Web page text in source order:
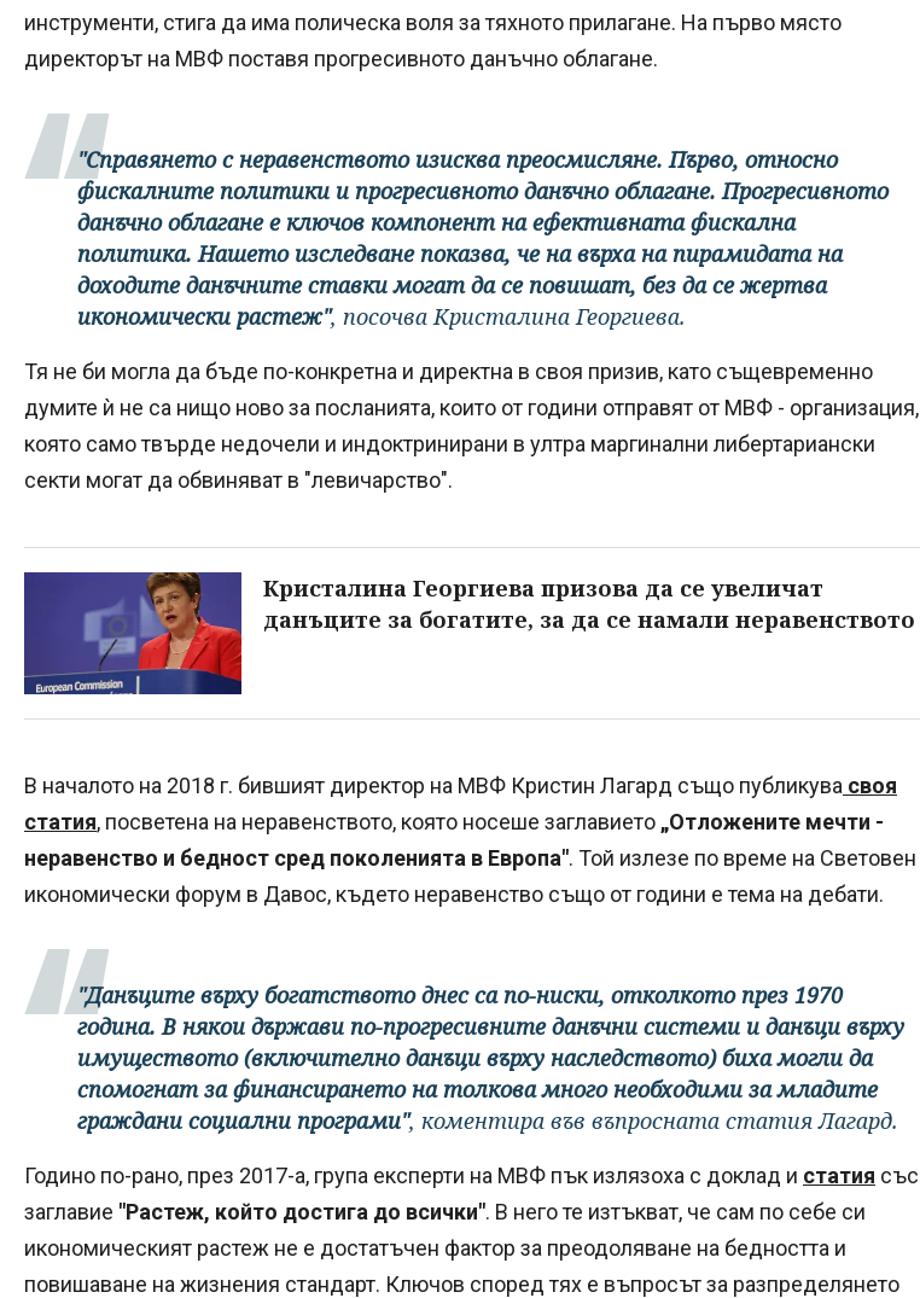
инструменти, стига да има полическа воля за тяхното прилагане. На първо място
директорът на МВФ поставя прогресивното данъчно облагане.
"Справянето с неравенството изисква преосмисляне. Първо, относно
фискалните политики и прогресивното данъчно облагане. Прогресивното
данъчно облагане е ключов компонент на ефективната фискална
политика. Нашето изследване показва, че на върха на пирамидата на
доходите данъчните ставки могат да се повишат, без да се жертва
икономически растеж", посочва Кристалина Георгиева.
Тя не би могла да бъде по-конкретна и директна в своя призив, като същевременно
думите ѝ не са нищо ново за посланията, които от години отправят от МВФ - организация,
която само твърде недочели и индоктринирани в ултра маргинални либертариански
секти могат да обвиняват в "левичарство".
Кристалина Георгиева призова да се увеличат
данъците за богатите, за да се намали неравенството
В началото на 2018 г. бившият директор на МВФ Кристин Лагард също публикува своя
статия, посветена на неравенството, която носеше заглавието „Отложените мечти -
неравенство и бедност сред поколенията в Европа". Той излезе по време на Световен
икономически форум в Давос, където неравенство също от години е тема на дебати.
"Данъците върху богатството днес са по-ниски, отколкото през 1970
година. В някои държави по-прогресивните данъчни системи и данъци върху
имуществото (включително данъци върху наследството) биха могли да
спомогнат за финансирането на толкова много необходими за младите
граждани социални програми", коментира във въпросната статия Лагард.
Годино по-рано, през 2017-а, група експерти на МВФ пък излязоха с доклад и статия със
заглавие "Растеж, който достига до всички". В него те изтъкват, че сам по себе си
икономическият растеж не е достатъчен фактор за преодоляване на бедността и
повишаване на жизнения стандарт. Ключов според тях е въпросът за разпределянето